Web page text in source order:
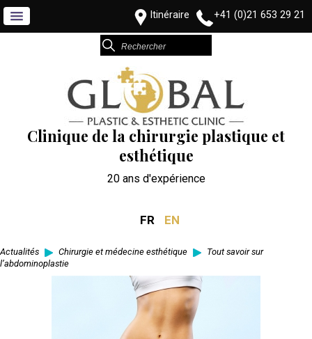
+41 (0)21 653 29 21
Itinéraire
Clinique de la chirurgie plastique et
esthétique
20 ans d'expérience
FR EN
Actualités Chirurgie et médecine esthétique
Tout savoir sur
l’abdominoplastie